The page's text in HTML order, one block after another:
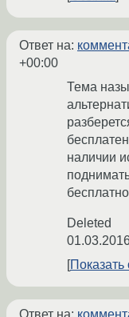
Ответ на:
+00:00
Тема
наличии
Deleted
Показать